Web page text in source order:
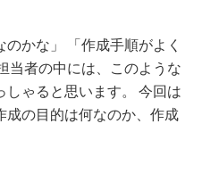
のかな」 「作成手順がよく
当者の中には、このような
ゃると思います。 今回は
成の目的は何なのか、作成